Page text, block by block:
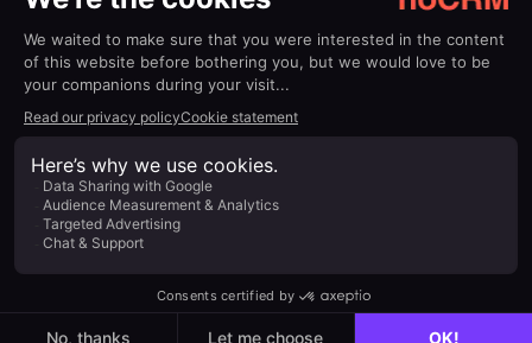
Abra sua conta noCRM em seu Smartphone e
clique no botão "+"
Selecione a opção “De um cartão de visita”.
Ou “tirar uma foto” ou “Escolher uma foto
É isso!
Uma vez carregado, ele criará automaticamente
um lead com todas as informações do cartão de
visita. O cartão também será anexado ao lead
para que você possa vê-lo o tempo todo!